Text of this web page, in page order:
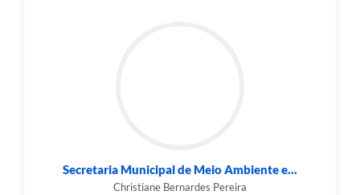
Secretaria Municipal de Meio Ambiente e...
Christiane Bernardes Pereira